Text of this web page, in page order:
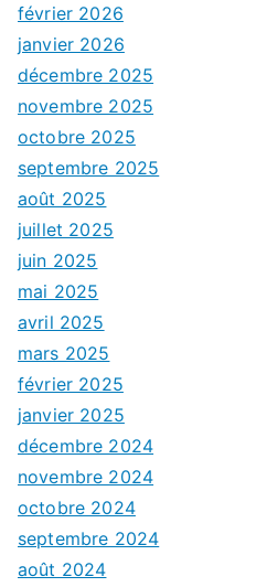
février 2026
janvier 2026
décembre 2025
novembre 2025
octobre 2025
septembre 2025
août 2025
juillet 2025
juin 2025
mai 2025
avril 2025
mars 2025
février 2025
janvier 2025
décembre 2024
novembre 2024
octobre 2024
septembre 2024
août 2024